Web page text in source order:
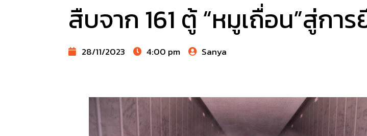
สืบจาก 161 ตู้ “หมูเถื่อน”สู่ก
28/11/2023 4:00 pm Sanya